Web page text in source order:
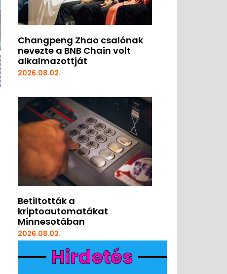
Changpeng Zhao csalónak
nevezte a BNB Chain volt
alkalmazottját
2026.08.02.
Betiltották a
kriptoautomatákat
Minnesotában
2026.08.02.
Hirdetés